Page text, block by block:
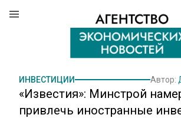
ИНВЕСТИЦИИ Автор:
«Известия»: Минстрой
привлечь иностранные